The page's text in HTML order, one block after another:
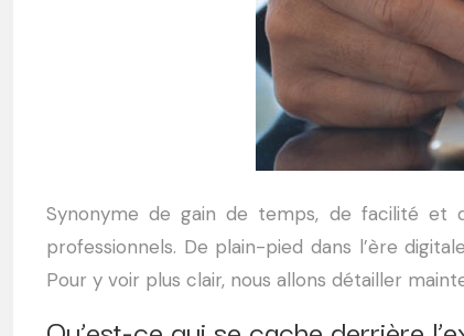
Synonyme de gain de temps, de facilité et
professionnels. De plain-pied dans l’ère
Pour y voir plus clair, nous allons détailler